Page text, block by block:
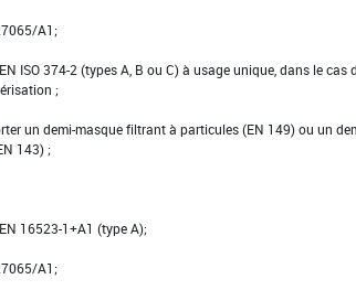
A1;
ISO 374-2 (types A, B ou C) à usage unique, dans le cas
;
un demi-masque filtrant à particules (EN 149) ou un
143) ;
16523-1+A1 (type A);
A1;